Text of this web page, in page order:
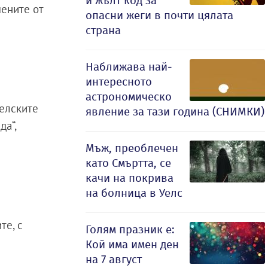
от
с
опасни жеги в почти цялата
страна
Наближава най-
интересното
астрономическо
явление за тази година (СНИМКИ)
Мъж, преоблечен
като Смъртта, се
качи на покрива
на болница в Уелс
Голям празник е:
Кой има имен ден
на 7 август